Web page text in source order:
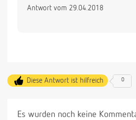
Antwort vom 29.04.2018
Diese Antwort ist hilfreich 0
Es wurden noch keine